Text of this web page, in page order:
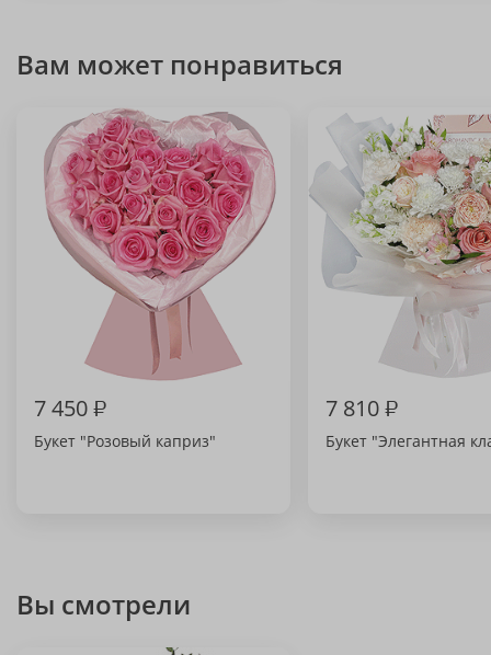
Вам может понравиться
7 450₽
Букет "Розовый каприз"
7 810₽
Букет "Элегантная
Вы смотрели